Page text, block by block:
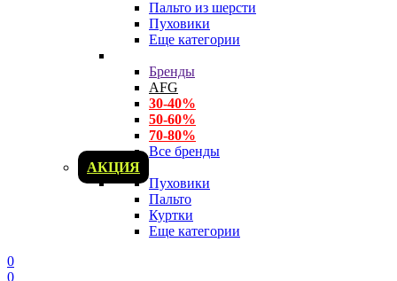
Пальто из шерсти
Пуховики
Еще категории
Бренды
AFG
30-40%
50-60%
70-80%
Все бренды
АКЦИЯ
Пуховики
Пальто
Куртки
Еще категории
0
0